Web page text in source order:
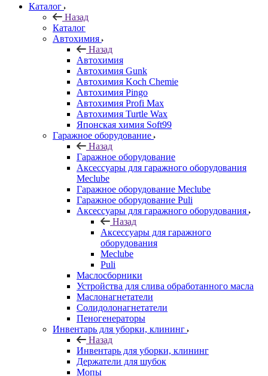
Каталог
Назад
Каталог
Автохимия
Назад
Автохимия
Автохимия Gunk
Автохимия Koch Chemie
Автохимия Pingo
Автохимия Profi Max
Автохимия Turtle Wax
Японская химия Soft99
Гаражное оборудование
Назад
Гаражное оборудование
Аксессуары для гаражного оборудования
Meclube
Гаражное оборудование Meclube
Гаражное оборудование Puli
Аксессуары для гаражного оборудования
Назад
Аксессуары для гаражного
оборудования
Meclube
Puli
Маслосборники
Устройства для слива обработанного масла
Маслонагнетатели
Солидолонагнетатели
Пеногенераторы
Инвентарь для уборки, клининг
Назад
Инвентарь для уборки, клининг
Держатели для шубок
Мопы